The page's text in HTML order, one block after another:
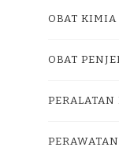
OBAT KIMIA
OBAT